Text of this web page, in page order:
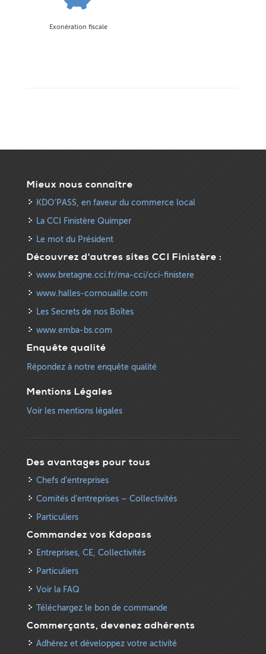
Exonération fiscale
Mieux nous connaître
KDO’PASS, en faveur du commerce local
La CCI Finistère Quimper
Le mot du Président
Découvrez d'autres sites CCI Finistère :
www.bretagne.cci.fr/ma-cci/cci-finistere
www.halles-cornouaille.com
Les Secrets de nos Boîtes
www.emba-bs.com
Enquête qualité
Répondez à notre enquête qualité
Mentions Légales
Voir les mentions légales
Des avantages pour tous
Chefs d’entreprises
Comités d’entreprises – Collectivités
Particuliers
Commandez vos Kdopass
Entreprises, CE, Collectivités
Particuliers
Voir la FAQ
Téléchargez le bon de commande
Commerçants, devenez adhérents
Adhérez et développez votre activité